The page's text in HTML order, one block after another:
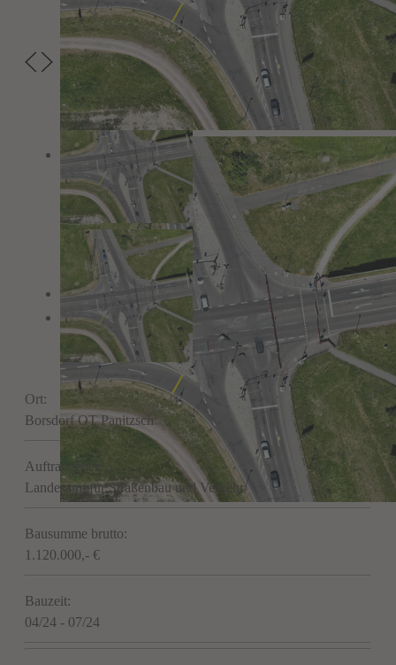
Ort:
Borsdorf OT Panitzsch
Auftraggeber:
Landesamt für Straßenbau und Verkehr
Bausumme brutto:
1.120.000,- €
Bauzeit:
04/24 - 07/24